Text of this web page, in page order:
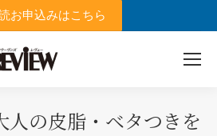
お申込みはこちら
人の皮脂・ベタつきを